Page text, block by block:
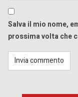
Salva il mio nome,
prossima volta che